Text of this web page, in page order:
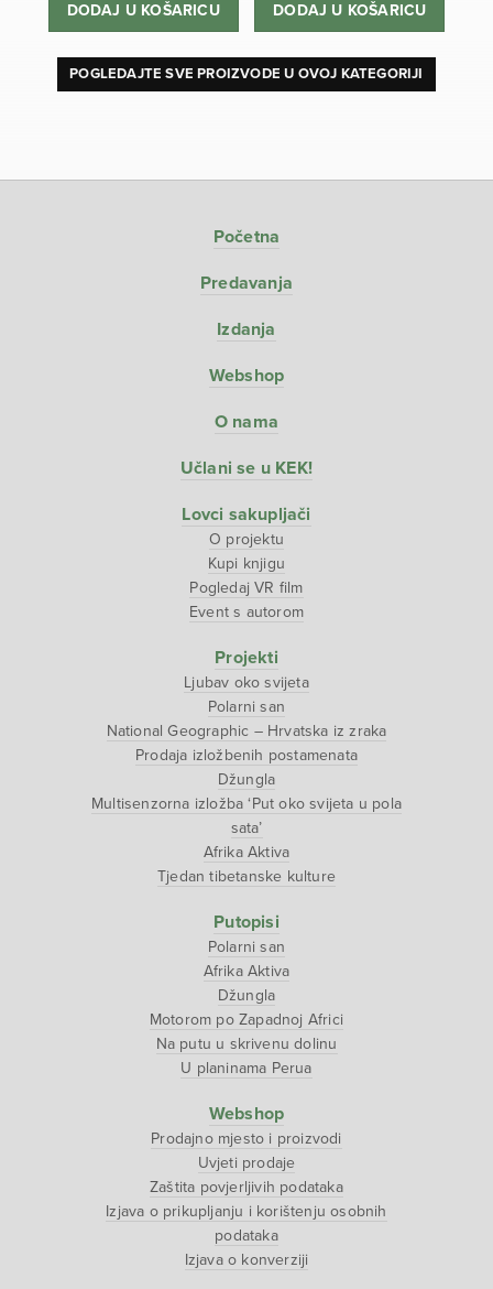
DODAJ U KOŠARICU DODAJ U KOŠARICU
POGLEDAJTE SVE PROIZVODE U OVOJ KATEGORIJI
Početna
Predavanja
Izdanja
Webshop
O nama
Učlani se u KEK!
Lovci sakupljači
O projektu
Kupi knjigu
Pogledaj VR film
Event s autorom
Projekti
Ljubav oko svijeta
Polarni san
National Geographic – Hrvatska iz zraka
Prodaja izložbenih postamenata
Džungla
Multisenzorna izložba ‘Put oko svijeta u pola
sata’
Afrika Aktiva
Tjedan tibetanske kulture
Putopisi
Polarni san
Afrika Aktiva
Džungla
Motorom po Zapadnoj Africi
Na putu u skrivenu dolinu
U planinama Perua
Webshop
Prodajno mjesto i proizvodi
Uvjeti prodaje
Zaštita povjerljivih podataka
Izjava o prikupljanju i korištenju osobnih
podataka
Izjava o konverziji